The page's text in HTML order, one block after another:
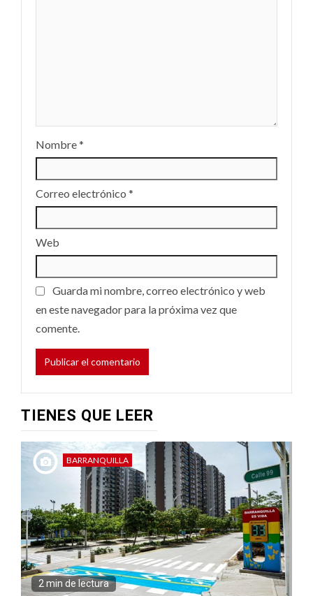
Nombre*
Correo electrónico *
Web
Guarda mi nombre, correo electrónico y web
en este navegador para la próxima vez que
comente.
TIENES QUE LEER
BARRANQUILLA
2 min de lectura